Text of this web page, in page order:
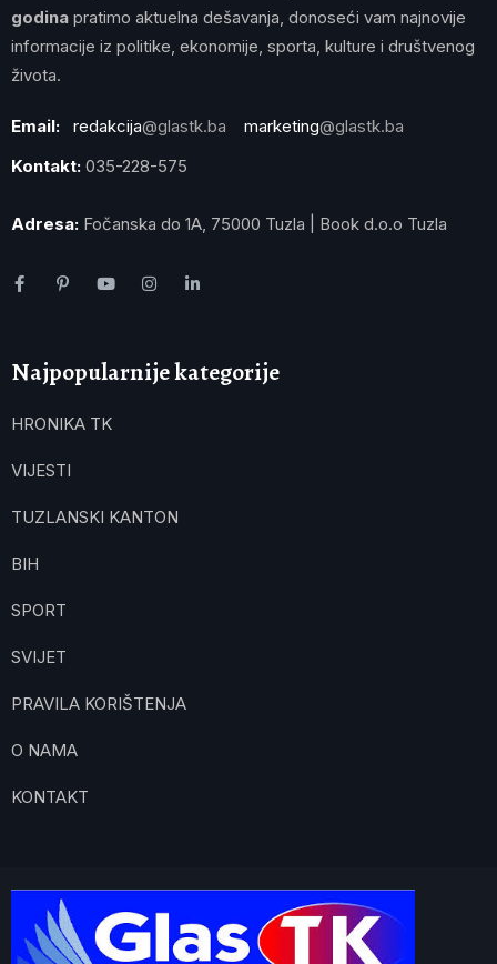
godina pratimo aktuelna dešavanja, donoseći vam najnovije
informacije iz politike, ekonomije, sporta, kulture i društvenog
života.
Email: redakcija@glastk.ba marketing@glastk.ba
Kontakt: 035-228-575
Adresa: Fočanska do 1A, 75000 Tuzla | Book d.o.o Tuzla
Najpopularnije kategorije
HRONIKA TK
VIJESTI
TUZLANSKI KANTON
BIH
SPORT
SVIJET
PRAVILA KORIŠTENJA
O NAMA
KONTAKT